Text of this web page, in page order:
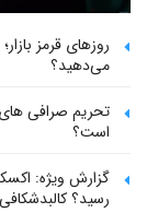
روزهای قرمز
می‌دهید؟
تحریم صرافی
است؟
گزارش ویژه:
رسید؟